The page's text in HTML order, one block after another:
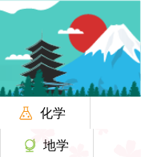
化学
地学